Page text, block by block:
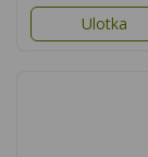
Ulotka